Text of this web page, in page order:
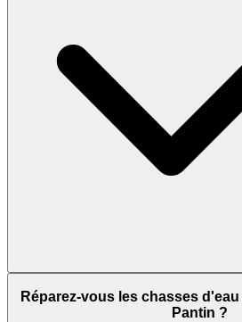
Réparez-vous les chasses
Pantin ?